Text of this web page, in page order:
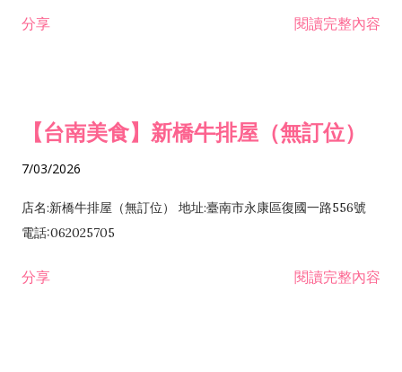
發業 H703090 不動產買賣業 H703100 不動產租賃業 I503010
分享 閱讀完整內容
【台南美食】新橋牛排屋（無訂位）
7/03/2026
店名:新橋牛排屋（無訂位） 地址:臺南市永康區復國一路556號
電話:062025705
分享 閱讀完整內容